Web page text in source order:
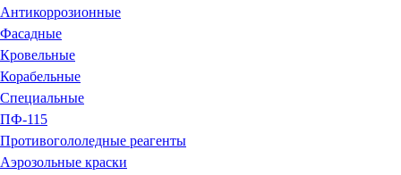
Антикоррозионные
Фасадные
Кровельные
Корабельные
Специальные
ПФ-115
Противогололедные реагенты
Аэрозольные краски